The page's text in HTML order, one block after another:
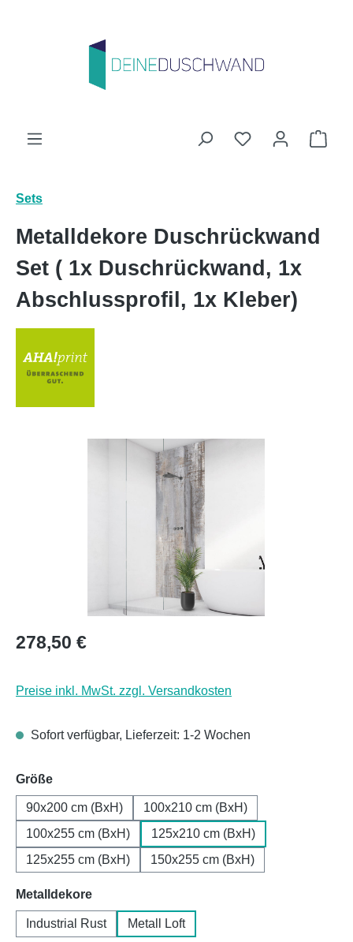
Du hast 0
Sets
Metalldekore Duschrückwand
Set ( 1x Duschrückwand, 1x
Abschlussprofil, 1x Kleber)
Regulärer Preis:
278,50 €
Preise inkl. MwSt. zzgl. Versandkosten
Sofort verfügbar, Lieferzeit: 1-2 Wochen
Größeauswählen
90x200 cm (BxH)
100x210 cm (BxH)
100x255 cm (BxH)
125x210 cm (BxH)
125x255 cm (BxH)
150x255 cm (BxH)
Metalldekoreauswählen
Industrial Rust Metall Loft